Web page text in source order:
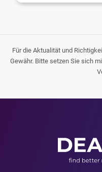
Für die Aktualität und
Gewähr. Bitte setzen Sie sich